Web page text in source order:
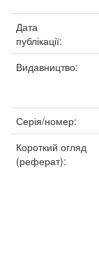
Дата
публікації:
Видавництво:
Серія/номер:
Короткий огляд
(реферат):